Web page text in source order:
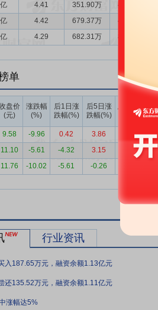
2025年，国民经济运行保持合理区间，
上工业企业实现利润总额73,982.00亿
同比下降3.80%。第三产业中基础设施
保持稳定增速但化学原料和化学制品制造
厚
公司始创于1931年，旗下“三峡”牌
业之一，公司在重庆、四川、新疆等地
有全链生产集群，以桥梁、钢结构等重
牌”，连续多年获得“重庆名牌产品”称
城。
盖
公司通过战略布局，在重庆、四川
自建生产基地为支点，构筑覆盖西南－
略构建辐射型发展格局，通过“核心市
、四川两大核心枢纽，凭借渠道下沉至
力。在西北战略增长带，以新疆能源市
第二战略支柱。针对新兴潜力市场，依
核心市场持续造血、战略区域快速扩容
2025年7月，公司完成对蔚蓝时代
多项辐射制冷材料的独特配方与技术路
材料应用能有效降低能源消耗，具备显
融合
公司是中国涂料工业协会副会长
4.41 351.90万 455.40万
4.42 679.37万 491.73万
4.29 682.31万 817.83万
单
盘价
(元)
涨跌幅
(%)
后1日涨
跌幅(%)
后5日涨
跌幅(%)
后10日涨
跌幅(%)
9.58 -9.96 0.42 3.86 -2.92
11.10 -5.61 -4.32 3.15 -11.35
11.76 -10.02 -5.61 -0.26
行业资讯
入187.65万元，融资余额1.13亿元
还135.52万元，融资余额1.11亿元
涨幅达5%